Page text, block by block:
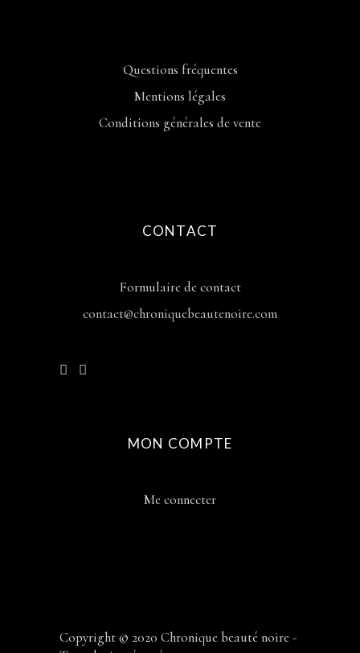
Questions fréquentes
Mentions légales
Conditions générales de vente
CONTACT
Formulaire de contact
contact@chroniquebeautenoire.com
MON COMPTE
Me connecter
Copyright © 2020 Chronique beauté noire -